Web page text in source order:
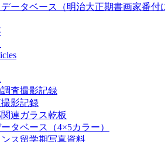
ータベース（明治大正期書画家番付
査撮影記録
影記録
連ガラス乾板
タベース（4×5カラー）
ス留学期写真資料